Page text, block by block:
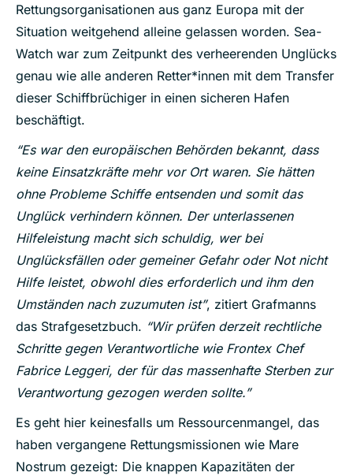
Rettungsorganisationen aus ganz Europa mit der
Situation weitgehend alleine gelassen worden. Sea-
Watch war zum Zeitpunkt des verheerenden Unglücks
genau wie alle anderen Retter*innen mit dem Transfer
dieser Schiffbrüchiger in einen sicheren Hafen
beschäftigt.
“Es war den europäischen Behörden bekannt, dass
keine Einsatzkräfte mehr vor Ort waren. Sie hätten
ohne Probleme Schiffe entsenden und somit das
Unglück verhindern können. Der unterlassenen
Hilfeleistung macht sich schuldig, wer bei
Unglücksfällen oder gemeiner Gefahr oder Not nicht
Hilfe leistet, obwohl dies erforderlich und ihm den
Umständen nach zuzumuten ist”, zitiert Grafmanns
das Strafgesetzbuch. “Wir prüfen derzeit rechtliche
Schritte gegen Verantwortliche wie Frontex Chef
Fabrice Leggeri, der für das massenhafte Sterben zur
Verantwortung gezogen werden sollte.”
Es geht hier keinesfalls um Ressourcenmangel, das
haben vergangene Rettungsmissionen wie Mare
Nostrum gezeigt: Die knappen Kapazitäten der